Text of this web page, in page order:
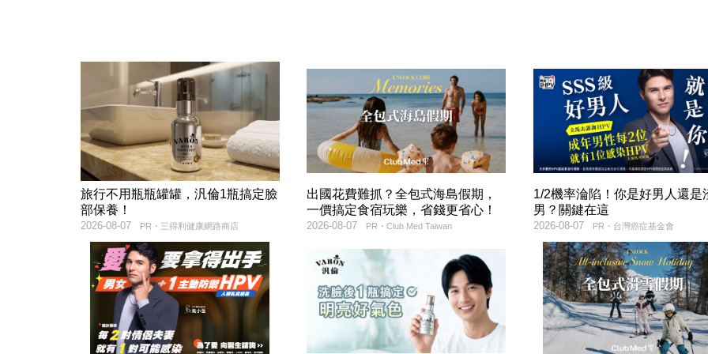
旅行不用瓶瓶罐罐，汎倫1瓶搞定臉
部保養！
PR・三得利健康網路商店
2026-08-07
出國花費難抓？全包式海島假期，
一價搞定食宿玩樂，省錢更省心！
PR・Club Med Taiwan
2026-08-07
1/2機率淪陷！你是好男人還是
男？關鍵在這
PR・台灣癌症基金會
2026-08-07